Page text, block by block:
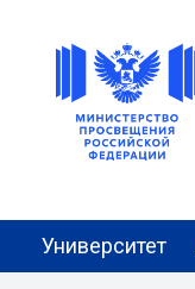
Университет